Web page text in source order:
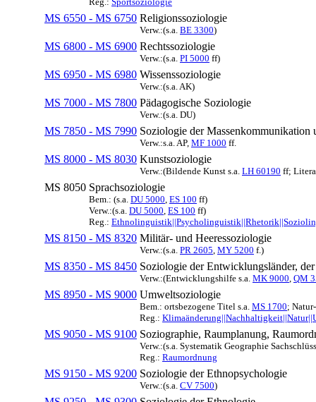
MS 6550 - MS 6750 Religionssoziologie
Verw.:(s.a. BE 3300)
MS 6800 - MS 6900 Rechtssoziologie
Verw.:(s.a. PI 5000 ff)
MS 6950 - MS 6980 Wissenssoziologie
Verw.:(s.a. AK)
MS 7000 - MS 7800 Pädagogische Soziologie
Verw.:(s.a. DU)
MS 7850 - MS 7990 Soziologie der
Verw.:s.a. AP, MF 1000 ff.
MS 8000 - MS 8030 Kunstsoziologie
Verw.:(Bildende Kunst s.a. LH 60190 ff;
MS 8050 Sprachsoziologie
Bem.: (s.a. DU 5000, ES 100 ff)
Verw.:(s.a. DU 5000, ES 100 ff)
Reg.:
MS 8150 - MS 8320 Militär- und Heeressoziologie
Verw.:(s.a. PR 2605, MY 5200 f.)
MS 8350 - MS 8450 Soziologie der Entwicklungsländer,
Verw.:(Entwicklungshilfe s.a. MK 9000, QM
MS 8950 - MS 9000 Umweltsoziologie
Bem.: ortsbezogene Titel s.a. MS 1700;
Reg.:
MS 9050 - MS 9100 Soziographie, Raumplanung,
Verw.:(s.a. Systematik Geographie
Reg.: Raumordnung
MS 9150 - MS 9200 Soziologie der Ethnopsychologie
Verw.:(s.a. CV 7500)